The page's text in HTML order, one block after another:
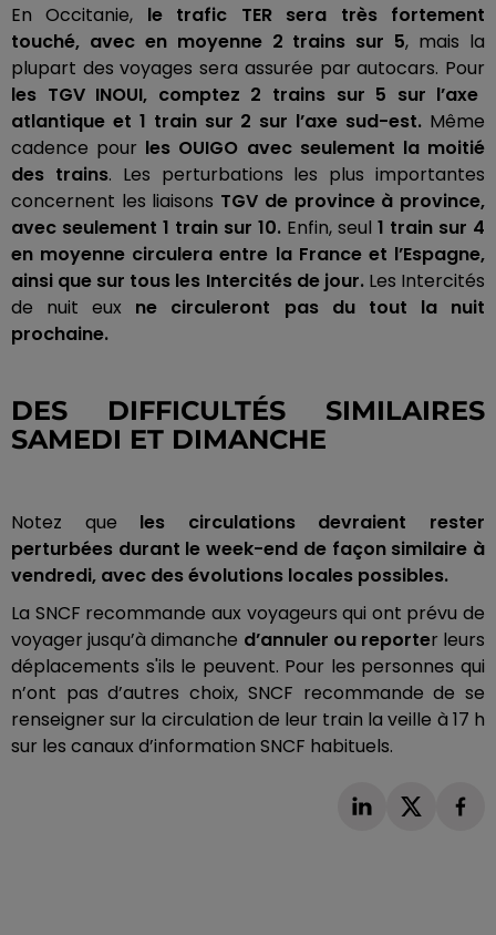
En Occitanie, le trafic TER sera très fortement
touché, avec en moyenne 2 trains sur 5, mais la
plupart des voyages sera assurée par autocars. Pour
les TGV INOUI, comptez 2 trains sur 5 sur l’axe
atlantique et 1 train sur 2 sur l’axe sud-est. Même
cadence pour les OUIGO avec seulement la moitié
des trains. Les perturbations les plus importantes
concernent les liaisons TGV de province à province,
avec seulement 1 train sur 10. Enfin, seul 1 train sur 4
en moyenne circulera entre la France et l’Espagne,
ainsi que sur tous les Intercités de jour.Les Intercités
de nuit eux ne circuleront pas du tout la nuit
prochaine.
DES DIFFICULTÉS SIMILAIRES
SAMEDI ET DIMANCHE
Notez que les circulations devraient rester
perturbées durant le week-end de façon similaire à
vendredi, avec des évolutions locales possibles.
La SNCF recommande aux voyageurs qui ont prévu de
voyager jusqu’à dimanche d’annuler ou reporter leurs
déplacements s'ils le peuvent. Pour les personnes qui
n’ont pas d’autres choix, SNCF recommande de se
renseigner sur la circulation de leur train la veille à 17 h
sur les canaux d’information SNCF habituels.